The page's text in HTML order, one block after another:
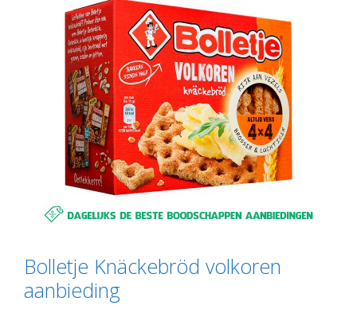
Bolletje Knäckebröd volkoren
aanbieding